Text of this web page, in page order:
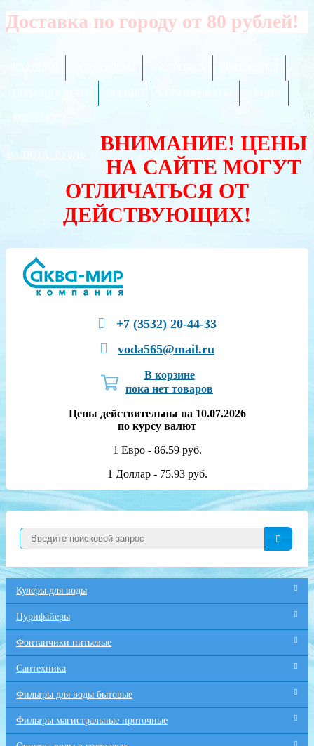
Доставка по городу от 80 рублей!
ВАЛЮТА:
ВНИМАНИЕ! ЦЕНЫ
НА САЙТЕ МОГУТ
ОТЛИЧАТЬСЯ ОТ
ДЕЙСТВУЮЩИХ!
+7 (3532) 20-44-33
voda565@mail.ru
В корзине
пока нет товаров
Цены действительны на 10.07.2026
по курсу валют
1 Евро - 86.59 руб.
1 Доллар - 75.93 руб.
Кулеры для воды
Пурифайеры
Фонтанчики питьевые
Сантехника
Фильтры для воды бытовые
Фильтры магистральные проточные